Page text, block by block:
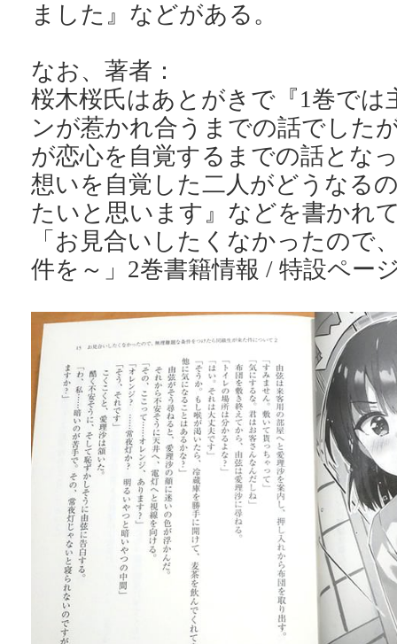
ました』などがある。
なお、著者：
桜木桜氏はあとがきで『1巻では
ンが惹かれ合うまでの話でした
が恋心を自覚するまでの話とな
想いを自覚した二人がどうなる
たいと思います』などを書かれ
「お見合いしたくなかったので
件を～」2巻書籍情報 / 特設ペー